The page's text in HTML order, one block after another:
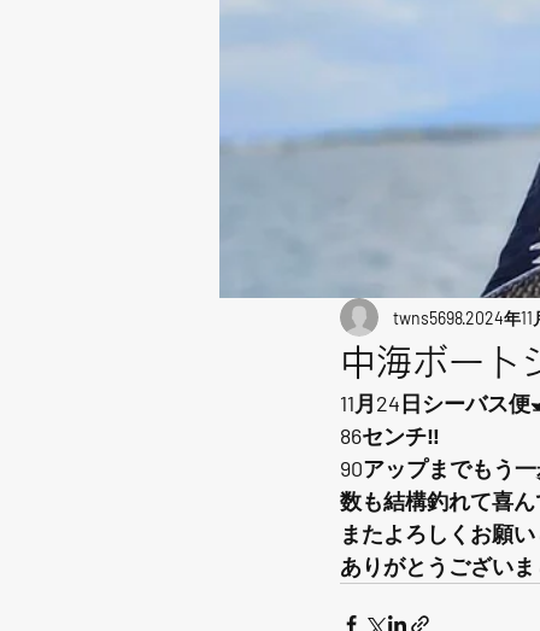
中海ボート
twns56982024年11
11月24日シーバス
86センチ‼️
90アップまでもう
数も結構釣れて喜
またよろしくお願
ありがとうござい